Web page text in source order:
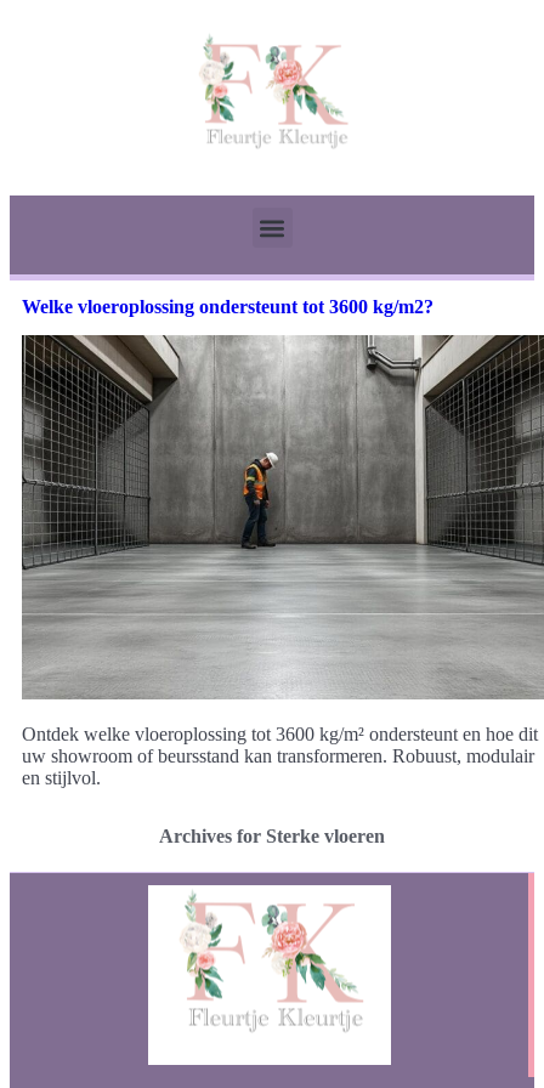
Welke vloeroplossing ondersteunt tot 3600 kg/m2?
Ontdek welke vloeroplossing tot 3600 kg/m² ondersteunt en hoe dit
uw showroom of beursstand kan transformeren. Robuust, modulair
en stijlvol.
Archives for Sterke vloeren